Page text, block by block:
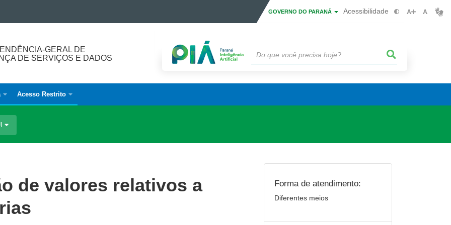
GOVERNO DO PARANÁ Acessibilidade
GERAL DE
DE SERVIÇOS E DADOS
Acesso Restrito
de valores relativos a
Forma de atendimento:
Diferentes meios